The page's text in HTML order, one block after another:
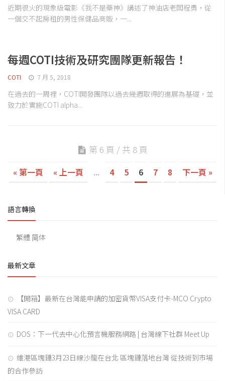
近期很火的現象級電影《我不是藥神》講述了神油店老闆程勇，從
一個交不起房租的男性保健品商販，一...
每週COTI技術及研究團隊更新報告！
COTI 7 月 5, 2018
在過去的一周裡，COTI開發團隊以過去幾週取得的進展為基礎，並
致力於實施COTI alpha...
第 6 頁 / 共 8 頁
« 第一頁 « 上一頁 ... 4 5 6 7 8 下一頁 »
語言轉換
繁體 简体
最新文章
【開箱】最新在台灣能申請的加密貨幣VISA支付卡-MCO Crypto
VISA CARD
DOS：下一代去中心化預言機服務網路 | 台灣線下社群 Meet Up
維港區塊鏈3月23日線沙龍在台北 區塊鏈落地台灣 從技術到市場
的合作參訪